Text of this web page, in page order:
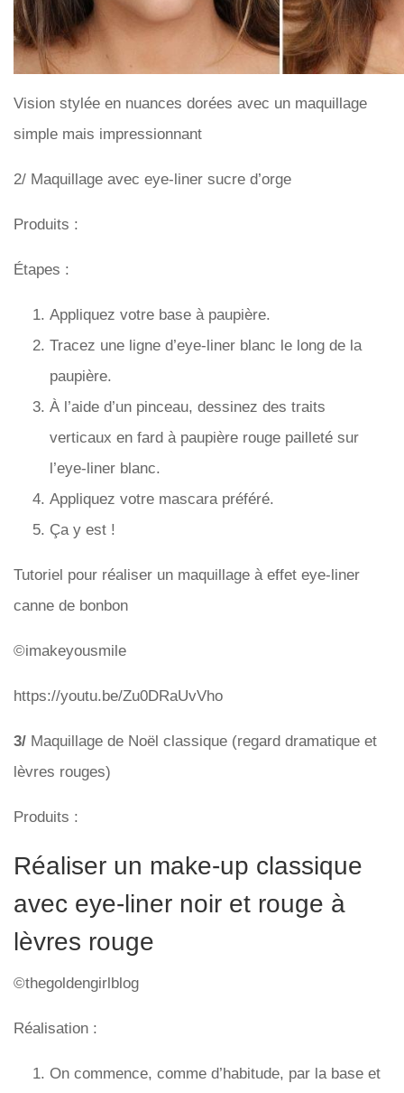
Vision stylée en nuances dorées avec un maquillage
simple mais impressionnant
2/ Maquillage avec eye-liner sucre d’orge
Produits :
Étapes :
Appliquez votre base à paupière.
Tracez une ligne d’eye-liner blanc le long de la
paupière.
À l’aide d’un pinceau, dessinez des traits
verticaux en fard à paupière rouge pailleté sur
l’eye-liner blanc.
Appliquez votre mascara préféré.
Ça y est !
Tutoriel pour réaliser un maquillage à effet eye-liner
canne de bonbon
©imakeyousmile
https://youtu.be/Zu0DRaUvVho
3/ Maquillage de Noël classique (regard dramatique et
lèvres rouges)
Produits :
Réaliser un make-up classique
avec eye-liner noir et rouge à
lèvres rouge
©thegoldengirlblog
Réalisation :
On commence, comme d’habitude, par la base et